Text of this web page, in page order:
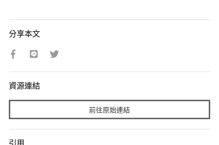
分享本文
資源連結
前往原始連結
引用